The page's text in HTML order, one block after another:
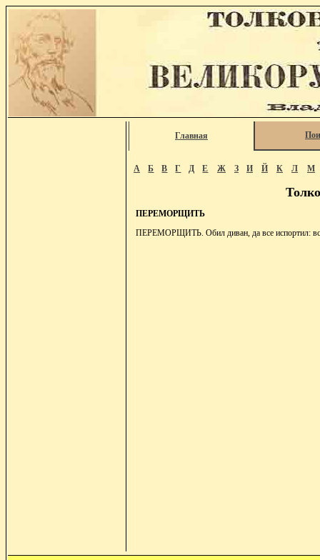
Главная
А Б В Г Д Е Ж З И Й К Л М
ПЕРЕМОРЩИТЬ
ПЕРЕМОРЩИТЬ. Обил диван, да все испортил: